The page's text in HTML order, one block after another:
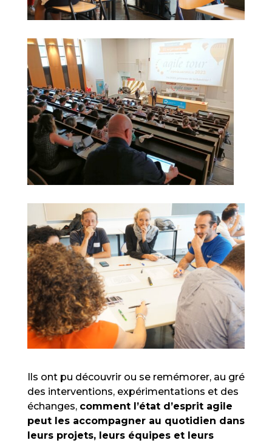
Ils ont pu découvrir ou se remémorer, au gré
des interventions, expérimentations et des
échanges, comment l’état d’esprit agile
peut les accompagner au quotidien dans
leurs projets, leurs équipes et leurs